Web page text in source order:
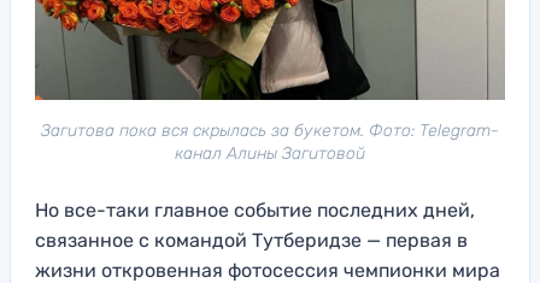
Загитова пока вся скрылась за букетом. Фото: Telegram-
канал Алины Загитовой
Но все-таки главное событие последних дней,
связанное с командой Тутберидзе — первая в
жизни откровенная фотосессия чемпионки мира